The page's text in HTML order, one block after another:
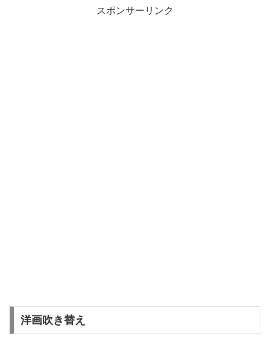
スポンサーリンク
洋画吹き替え